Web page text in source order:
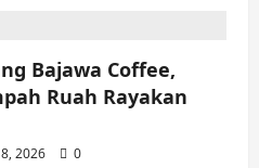
Bajawa Coffee,
Ruah Rayakan
2026
0